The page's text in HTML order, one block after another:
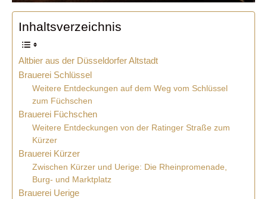
Inhaltsverzeichnis
Altbier aus der Düsseldorfer Altstadt
Brauerei Schlüssel
Weitere Entdeckungen auf dem Weg vom Schlüssel
zum Füchschen
Brauerei Füchschen
Weitere Entdeckungen von der Ratinger Straße zum
Kürzer
Brauerei Kürzer
Zwischen Kürzer und Uerige: Die Rheinpromenade,
Burg- und Marktplatz
Brauerei Uerige